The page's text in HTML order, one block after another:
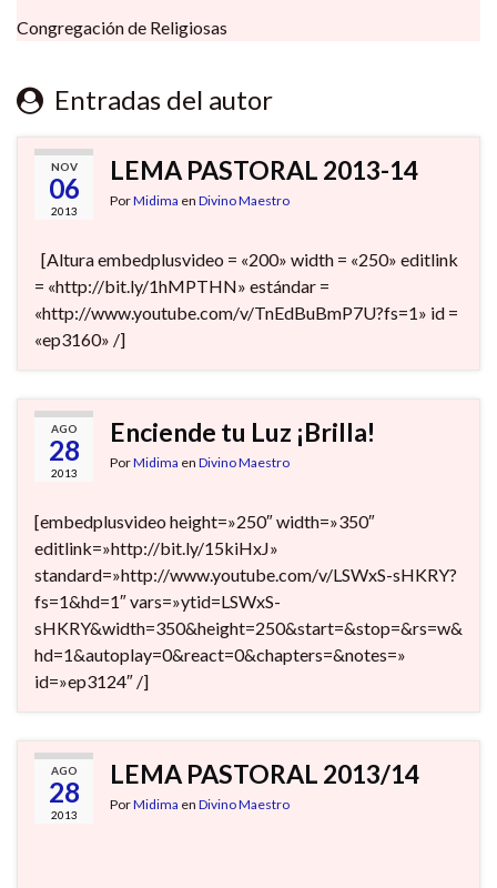
Congregación de Religiosas
Entradas del autor
NOV
06
2013
LEMA PASTORAL 2013-14
PorMidima en Divino Maestro
[Altura embedplusvideo = «200» width = «250» editlink
= «http://bit.ly/1hMPTHN» estándar =
«http://www.youtube.com/v/TnEdBuBmP7U?fs=1» id =
«ep3160» /]
AGO
28
2013
Enciende tu Luz ¡Brilla!
PorMidima en Divino Maestro
[embedplusvideo height=»250″ width=»350″
editlink=»http://bit.ly/15kiHxJ»
standard=»http://www.youtube.com/v/LSWxS-sHKRY?
fs=1&hd=1″ vars=»ytid=LSWxS-
sHKRY&width=350&height=250&start=&stop=&rs=w&
hd=1&autoplay=0&react=0&chapters=&notes=»
id=»ep3124″ /]
AGO
28
2013
LEMA PASTORAL 2013/14
PorMidima en Divino Maestro